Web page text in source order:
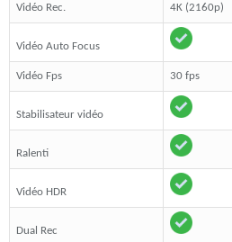
Vidéo Rec. 4K (2160p)
Vidéo Auto Focus
Vidéo Fps 30 fps
Stabilisateur vidéo
Ralenti
Vidéo HDR
Dual Rec